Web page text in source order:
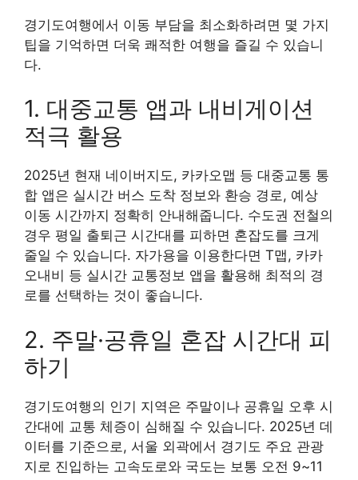
경기도여행에서 이동 부담을 최소화하려면 몇 가지
팁을 기억하면 더욱 쾌적한 여행을 즐길 수 있습니
다.
1. 대중교통 앱과 내비게이션
적극 활용
2025년 현재 네이버지도, 카카오맵 등 대중교통 통
합 앱은 실시간 버스 도착 정보와 환승 경로, 예상
이동 시간까지 정확히 안내해줍니다. 수도권 전철의
경우 평일 출퇴근 시간대를 피하면 혼잡도를 크게
줄일 수 있습니다. 자가용을 이용한다면 T맵, 카카
오내비 등 실시간 교통정보 앱을 활용해 최적의 경
로를 선택하는 것이 좋습니다.
2. 주말·공휴일 혼잡 시간대 피
하기
경기도여행의 인기 지역은 주말이나 공휴일 오후 시
간대에 교통 체증이 심해질 수 있습니다. 2025년 데
이터를 기준으로, 서울 외곽에서 경기도 주요 관광
지로 진입하는 고속도로와 국도는 보통 오전 9~11